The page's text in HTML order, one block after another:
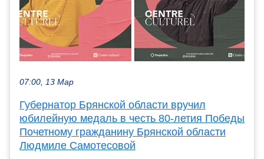
07:00, 13 Мар
Губернатор Брянской области вручил
юбилейную медаль в честь 80-летия Победы
Почетному гражданину Брянской области
Людмиле Самотесовой